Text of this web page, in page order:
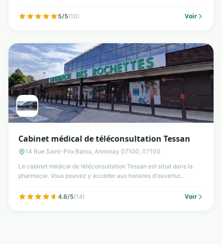
5/5(10) Voir
Cabinet médical de téléconsultation Tessan
14 Rue Saint-Prix Barou, Annonay 07100, 07100
Le cabinet médical de téléconsultation Tessan est situé dans la
pharmacie. Vous pouvez y accéder aux horaires d'ouvertur...
4.6/5(14) Voir